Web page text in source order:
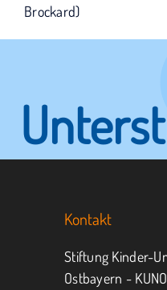
Brockard)
Sie
Jeder kann helfen.
Kontakt
Stiftung Kinder-
Ostbayern - KUNO